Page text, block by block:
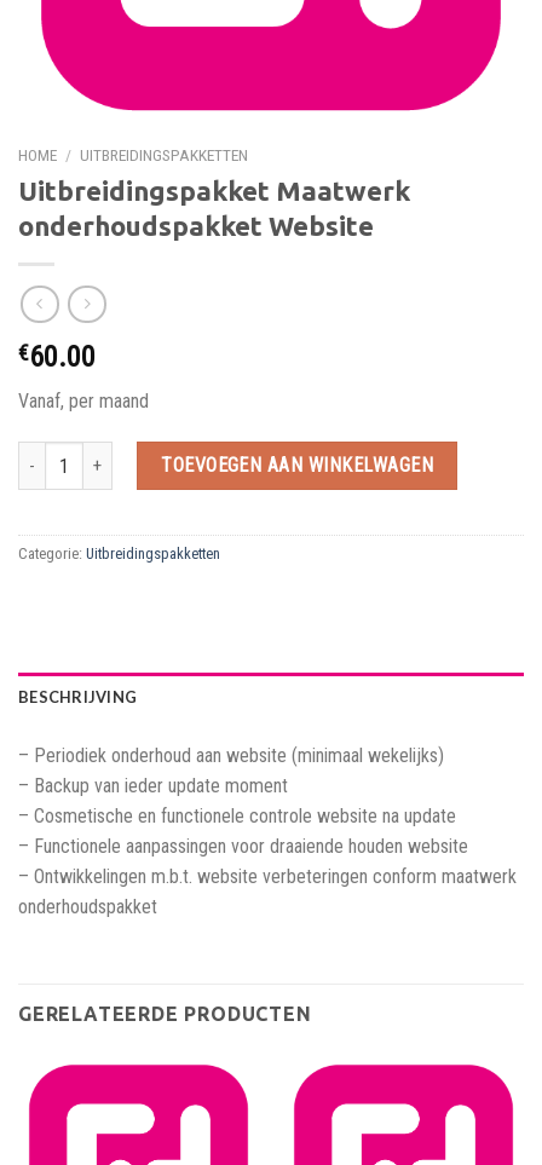
HOME / UITBREIDINGSPAKKETTEN
Uitbreidingspakket Maatwerk
onderhoudspakket Website
€60.00
Vanaf, per maand
Uitbreidingspakket Maatwerk onderhoudspakket Website hoeveelheid
TOEVOEGEN AAN WINKELWAGEN
Categorie: Uitbreidingspakketten
BESCHRIJVING
– Periodiek onderhoud aan website (minimaal wekelijks)
– Backup van ieder update moment
– Cosmetische en functionele controle website na update
– Functionele aanpassingen voor draaiende houden website
– Ontwikkelingen m.b.t. website verbeteringen conform maatwerk
onderhoudspakket
GERELATEERDE PRODUCTEN